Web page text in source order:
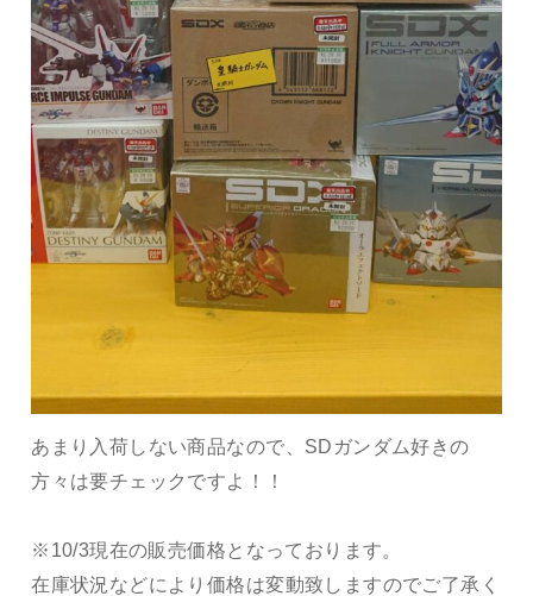
あまり入荷しない商品なので、SDガンダム好きの
方々は要チェックですよ！！
※10/3現在の販売価格となっております。
在庫状況などにより価格は変動致しますのでご了承く